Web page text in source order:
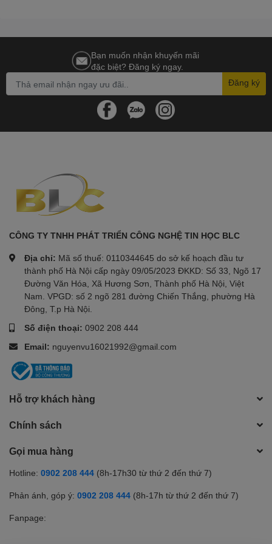
Bạn muốn nhận khuyến mãi
đặc biệt? Đăng ký ngay.
Đăng ký
CÔNG TY TNHH PHÁT TRIỂN CÔNG NGHỆ TIN HỌC BLC
Địa chỉ: Mã số thuế: 0110344645 do sở kế hoạch đầu tư
thành phố Hà Nội cấp ngày 09/05/2023 ĐKKD: Số 33, Ngõ 17
Đường Văn Hóa, Xã Hương Sơn, Thành phố Hà Nội, Việt
Nam. VPGD: số 2 ngõ 281 đường Chiến Thắng, phường Hà
Đông, T.p Hà Nội.
Số điện thoại: 0902 208 444
Email: nguyenvu16021992@gmail.com
Hỗ trợ khách hàng
Chính sách
Gọi mua hàng
Hotline: 0902 208 444 (8h-17h30 từ thứ 2 đến thứ 7)
Phản ánh, góp ý: 0902 208 444 (8h-17h từ thứ 2 đến thứ 7)
Fanpage: